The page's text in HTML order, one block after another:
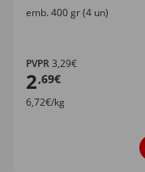
emb. 400 gr (4 un)
PVPR3,29€
2,69€
6,72€/kg